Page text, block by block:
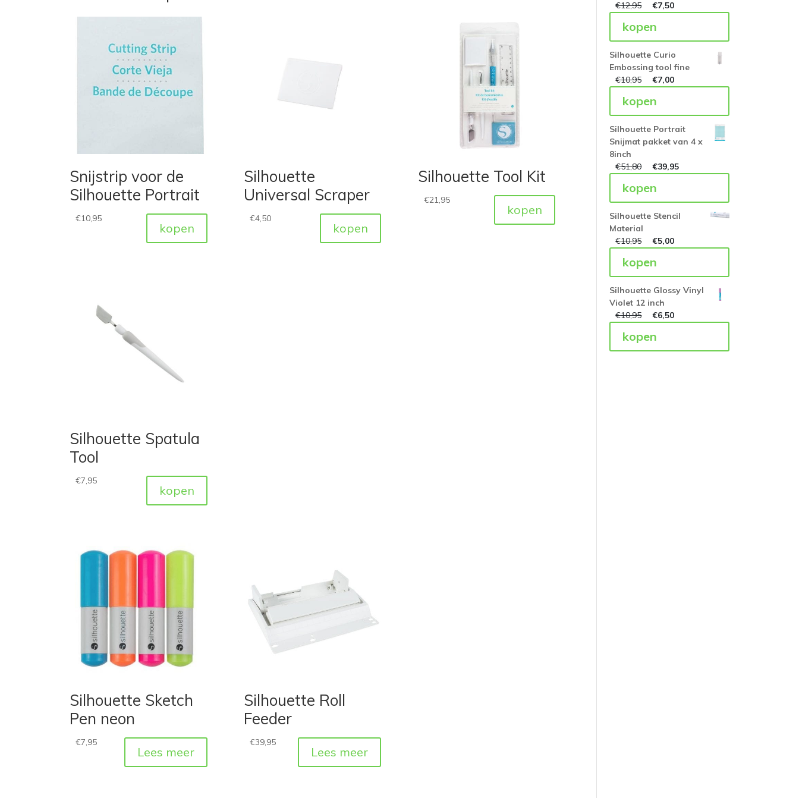
Snijstrip voor de
Silhouette Portrait
€10,95
kopen
Silhouette
Universal Scraper
€4,50
kopen
Silhouette Tool Kit
€21,95
kopen
Silhouette Spatula
Tool
€7,95
kopen
Silhouette Sketch
Pen neon
€7,95
Lees meer
Silhouette Roll
Feeder
€39,95
Lees meer
€12,95 €7,50
kopen
Silhouette Curio
Embossing tool fine
€10,95 €7,00
kopen
Silhouette Portrait
Snijmat pakket van 4 x
8inch
€51,80 €39,95
kopen
Silhouette Stencil
Material
€10,95 €5,00
kopen
Silhouette Glossy Vinyl
Violet 12 inch
€10,95 €6,50
kopen